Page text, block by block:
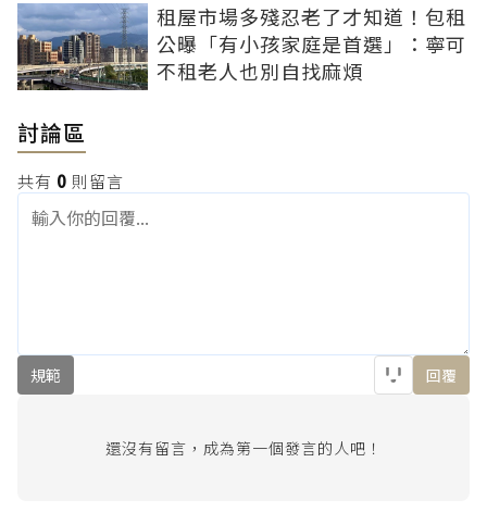
租屋市場多殘忍老了才知道！包租
公曝「有小孩家庭是首選」：寧可
不租老人也別自找麻煩
討論區
共有 0 則留言
規範 回覆
還沒有留言，成為第一個發言的人吧！